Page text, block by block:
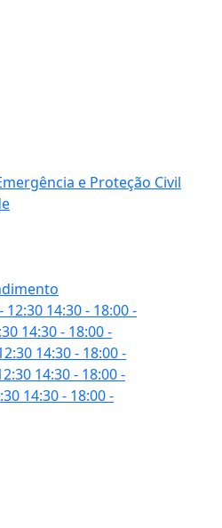
e Proteção Civil
12:30 14:30 - 18:00-
14:30 - 18:00-
14:30 - 18:00-
14:30 - 18:00-
14:30 - 18:00-